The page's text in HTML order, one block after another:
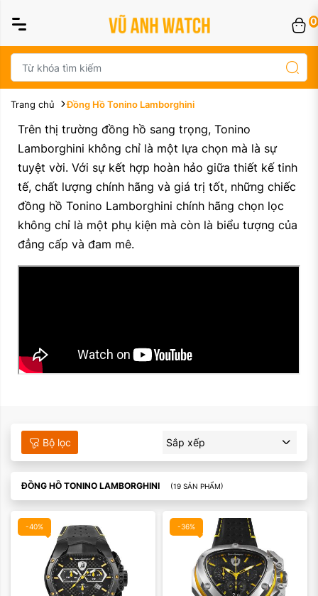
0
Trang chủ Đồng Hồ Tonino Lamborghini
Trên thị trường đồng hồ sang trọng, Tonino
Lamborghini không chỉ là một lựa chọn mà là sự
tuyệt vời. Với sự kết hợp hoàn hảo giữa thiết kế tinh
tế, chất lượng chính hãng và giá trị tốt, những chiếc
đồng hồ Tonino Lamborghini chính hãng chọn lọc
không chỉ là một phụ kiện mà còn là biểu tượng của
đẳng cấp và đam mê.
Bộ lọc Sắp xếp
ĐỒNG HỒ TONINO LAMBORGHINI (19 SẢN PHẨM)
-40%
Xóa
-36%